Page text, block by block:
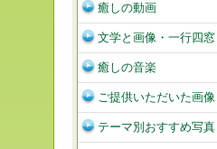
癒しの動画
文学と画像・一行四窓
癒しの音楽
ご提供いただいた画像
テーマ別おすすめ写真